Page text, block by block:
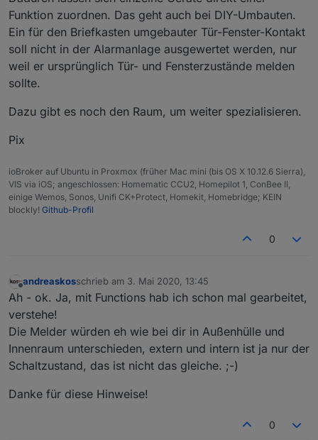
Funktion zuordnen. Das geht auch bei DIY-Umbauten.
Ein für den Briefkasten umgebauter Tür-Fenster-Kontakt
soll nicht in der Alarmanlage ausgewertet werden, nur
weil er ursprünglich Tür- und Fensterzustände melden
sollte.
Dazu gibt es noch den Raum, um weiter spezialisieren.
Pix
ioBroker auf Ubuntu in Proxmox (früher Mac mini (bis OS X 10.12.6 Sierra),
VIS via iOS; angeschlossen: Homematic CCU2, Homepilot 1, ConBee II,
einige Wemos, Sonos, Unifi CK+Protect, Homekit, Homebridge; KEIN
blockly! Github-Profil
0
Offline
andreaskosschrieb am 3. Mai 2020, 13:45
zuletzt editiert von
Ah - ok. Ja, mit Functions hab ich schon mal gearbeitet,
verstehe!
Die Melder würden eh wie bei dir in Außenhülle und
Innenraum unterschieden, extern und intern ist ja nur der
Schaltzustand, das ist nicht das gleiche. ;-)
Danke für diese Hinweise!
0